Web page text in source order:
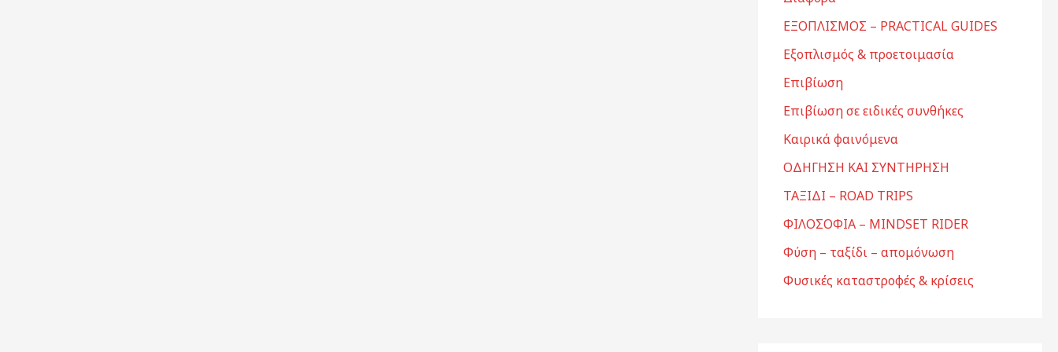
ΕΞΟΠΛΙΣΜΟΣ – PRACTICAL GUIDES
Εξοπλισμός & προετοιμασία
Επιβίωση
Επιβίωση σε ειδικές συνθήκες
Καιρικά φαινόμενα
ΟΔΗΓΗΣΗ ΚΑΙ ΣΥΝΤΗΡΗΣΗ
ΤΑΞΙΔΙ – ROAD TRIPS
ΦΙΛΟΣΟΦΙΑ – MINDSET RIDER
Φύση – ταξίδι – απομόνωση
Φυσικές καταστροφές & κρίσεις